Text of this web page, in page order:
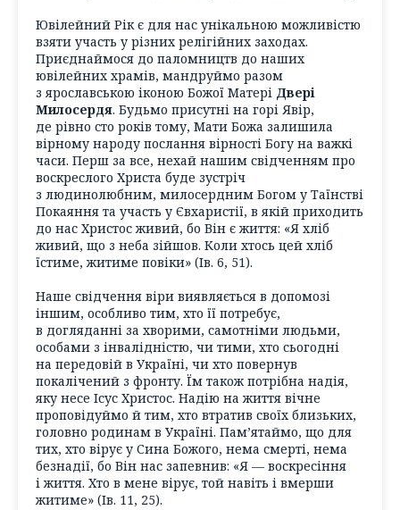
Ювілейний Рік є для нас унікальною можливістю
взяти участь у різних релігійних заходах.
Приєднаймося до паломництв до наших
ювілейних храмів, мандруймо разом
з ярославською іконою Божої Матері Двері
Милосердя. Будьмо присутні на горі Явір,
де рівно сто років тому, Мати Божа залишила
вірному народу послання вірності Богу на важкі
часи. Перш за все, нехай нашим свідченням про
воскреслого Христа буде зустріч
з людинолюбним, милосердним Богом у Таїнстві
Покаяння та участь у Євхаристії, в якій приходить
до нас Христос живий, бо Він є життя: «Я хліб
живий, що з неба зійшов. Коли хтось цей хліб
їстиме, житиме повіки» (Ів. 6, 51).
Наше свідчення віри виявляється в допомозі
іншим, особливо тим, хто її потребує,
в догляданні за хворими, самотніми людьми,
особами з інвалідністю, чи тими, хто сьогодні
на передовій в Україні, чи хто повернув
покалічений з фронту. Їм також потрібна надія,
яку несе Ісус Христос. Надію на життя вічне
проповідуймо й тим, хто втратив своїх близьких,
головно родинам в Україні. Пам’ятаймо, що для
тих, хто вірує у Сина Божого, нема смерті, нема
безнадії, бо Він нас запевнив: «Я — воскресіння
і життя. Хто в мене вірує, той навіть і вмерши
житиме» (Ів. 11, 25).